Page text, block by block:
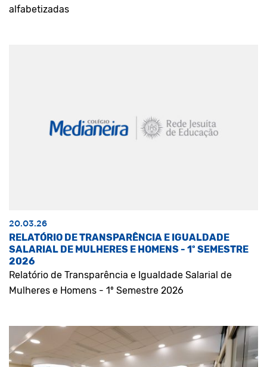
alfabetizadas
20.03.26
RELATÓRIO DE TRANSPARÊNCIA E IGUALDADE
SALARIAL DE MULHERES E HOMENS - 1º SEMESTRE
2026
Relatório de Transparência e Igualdade Salarial de
Mulheres e Homens - 1º Semestre 2026